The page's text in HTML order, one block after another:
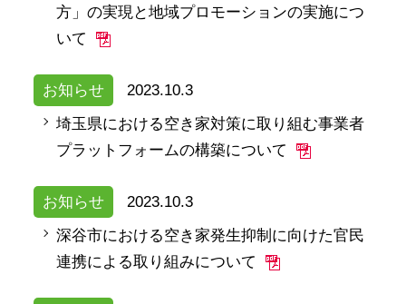
方」の実現と地域プロモーションの実施につ
いて
お知らせ
2023.10.3
埼玉県における空き家対策に取り組む事業者
プラットフォームの構築について
お知らせ
2023.10.3
深谷市における空き家発生抑制に向けた官民
連携による取り組みについて